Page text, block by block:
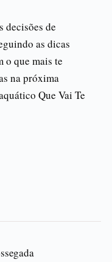
decisões de
as dicas
o que mais te
na próxima
Que Vai Te